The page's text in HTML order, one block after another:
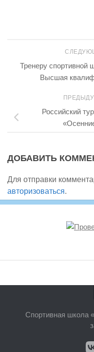
Тренеру спортивной
Высшая
Российский
ДОБАВИТЬ
Для отправки
авторизоваться.
Спортивная школа